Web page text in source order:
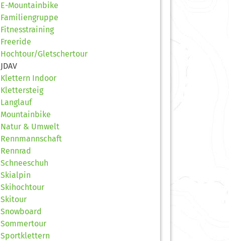
E-Mountainbike
Familiengruppe
Fitnesstraining
Freeride
Hochtour/Gletschertour
JDAV
Klettern Indoor
Klettersteig
Langlauf
Mountainbike
Natur & Umwelt
Rennmannschaft
Rennrad
Schneeschuh
Skialpin
Skihochtour
Skitour
Snowboard
Sommertour
Sportklettern